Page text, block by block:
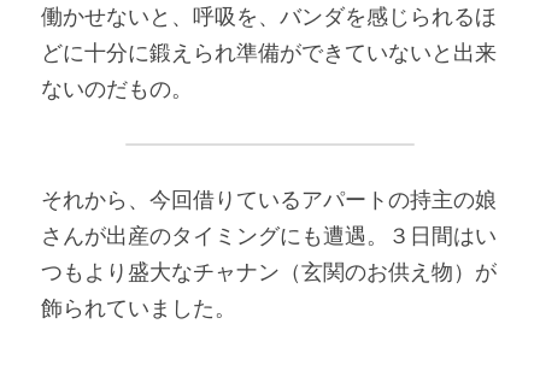
働かせないと、呼吸を、バンダを感じられるほ
どに十分に鍛えられ準備ができていないと出来
ないのだもの。
それから、今回借りているアパートの持主の娘
さんが出産のタイミングにも遭遇。３日間はい
つもより盛大なチャナン（玄関のお供え物）が
飾られていました。